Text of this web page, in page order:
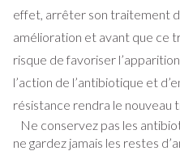
effet, arrêter son traitement
amélioration et avant que ce
risque de favoriser
l’action de l’antibiotique et
résistance rendra le nouveau
Ne conservez pas les
ne gardez jamais les restes